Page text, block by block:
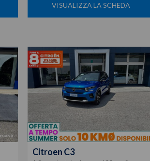
VISUALIZZA LA SCHEDA
Citroen C3